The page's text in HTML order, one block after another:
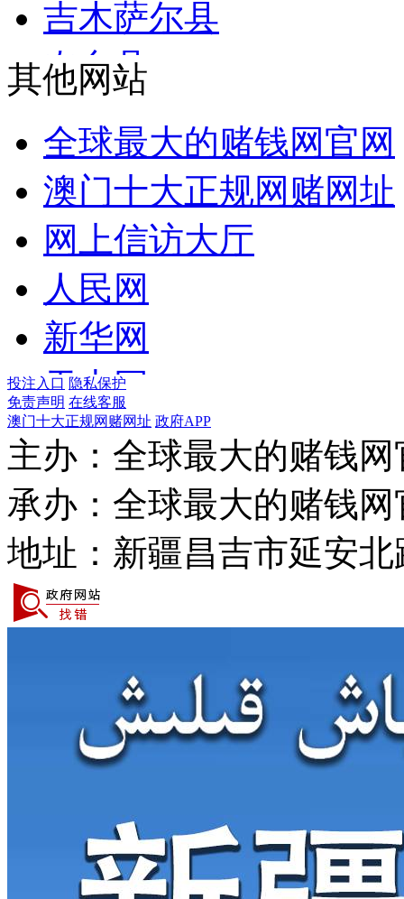
国家税务总局
国家市场监督管理总局
国家广播电视总局
国家体育总局
国家统计局
国家国际发展合作署
国家医疗保障局
国务院参事室
国家机关事务管理局
国家认证认可监督管
国家标准化管理委员会
国家新闻出版署（国
国家宗教事务局
国务院港澳事务办公室
国务院研究室
国务院台湾事务办公室
国家互联网信息办公室
海南
西藏
陕西
甘肃
青海
宁夏
新疆
香港
澳门
新疆生产建设兵团
台湾
生态环境局
住房城乡建设局
交通运输局
水利局
农业农村局
卫生健康委
林草局
商务局
文化体育广播电视和旅
外办
审计局
国资委
应急管理局
市场监管局
统计局
民委
国动办
退役军人事务局
吉木萨尔县
奇台县
木垒哈萨克自治县
新疆准东国家经济技
昌吉国家高新技术产
新疆全球最大的赌钱网
其他网站
全球最大的赌钱网官网
澳门十大正规网赌网址
网上信访大厅
人民网
新华网
天山网
投注入口 隐私保护
免责声明 在线客服
澳门十大正规网赌网址 政府APP
主办：全球最大的赌钱网
承办：全球最大的赌钱
地址：新疆昌吉市延安北